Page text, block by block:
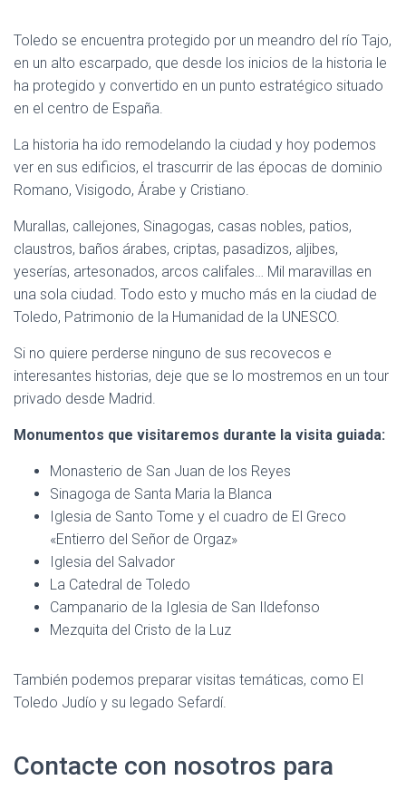
Toledo se encuentra protegido por un meandro del río Tajo,
en un alto escarpado, que desde los inicios de la historia le
ha protegido y convertido en un punto estratégico situado
en el centro de España.
La historia ha ido remodelando la ciudad y hoy podemos
ver en sus edificios, el trascurrir de las épocas de dominio
Romano, Visigodo, Árabe y Cristiano.
Murallas, callejones, Sinagogas, casas nobles, patios,
claustros, baños árabes, criptas, pasadizos, aljibes,
yeserías, artesonados, arcos califales… Mil maravillas en
una sola ciudad. Todo esto y mucho más en la ciudad de
Toledo, Patrimonio de la Humanidad de la UNESCO.
Si no quiere perderse ninguno de sus recovecos e
interesantes historias, deje que se lo mostremos en un tour
privado desde Madrid.
Monumentos que visitaremos durante la visita guiada:
Monasterio de San Juan de los Reyes
Sinagoga de Santa Maria la Blanca
Iglesia de Santo Tome y el cuadro de El Greco
«Entierro del Señor de Orgaz»
Iglesia del Salvador
La Catedral de Toledo
Campanario de la Iglesia de San Ildefonso
Mezquita del Cristo de la Luz
También podemos preparar visitas temáticas, como El
Toledo Judío y su legado Sefardí.
Contacte con nosotros para